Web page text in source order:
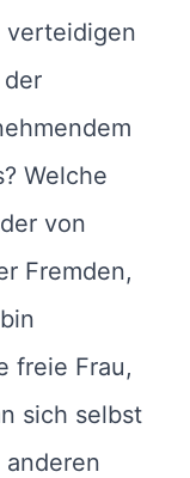
verteidigen
Welche
von
Fremden,
freie Frau,
sich selbst